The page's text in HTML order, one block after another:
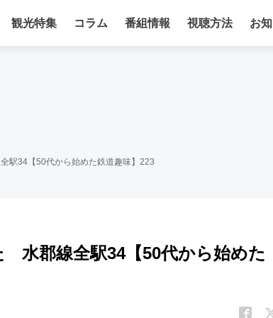
観光特集 コラム 番組情報 視聴方法 お
駅34【50代から始めた鉄道趣味】223
水郡線全駅34【50代から始めた